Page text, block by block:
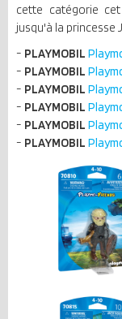
cette catégorie
jusqu'à la princesse
- PLAYMOBIL
- PLAYMOBIL
- PLAYMOBIL
- PLAYMOBIL
- PLAYMOBIL
- PLAYMOBIL